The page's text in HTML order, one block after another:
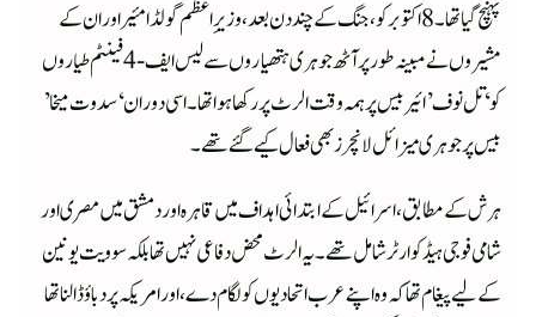
پہنچ گیا تھا۔ 8 اکتوبر کو، جنگ کے چند دن بعد، وزیرِاعظم گولڈا مئیر اور ان کے
مشیروں نے مبینہ طور پر آٹھ جوہری ہتھیاروں سے لیس ایف-4 فینٹم طیاروں
کو ‘تل نوف’ ائیر بیس پر ہمہ وقت الرٹ پر رکھاہوا تھا۔ اسی دوران ‘سدوت میخا’
بیس پر جوہری میزائل لانچرز بھی فعال کیے گئے تھے۔
ہرش کے مطابق، اسرائیل کے ابتدائی اہداف میں قاہرہ اور دمشق میں مصری اور
شامی فوجی ہیڈکوارٹر شامل تھے۔ یہ الرٹ محض دفاعی نہیں تھا بلکہ سوویت یونین
کے لیے پیغام تھا کہ وہ اپنے عرب اتحادیوں کو لگام دے، اور امریکہ پر دباؤ ڈالنا تھا